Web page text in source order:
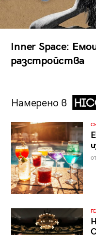
Inner Space:
разстройства
Намерено в